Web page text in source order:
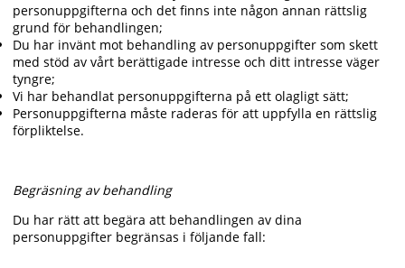
personuppgifterna och det finns inte någon annan rättslig
grund för behandlingen;
Du har invänt mot behandling av personuppgifter som skett
med stöd av vårt berättigade intresse och ditt intresse väger
tyngre;
Vi har behandlat personuppgifterna på ett olagligt sätt;
Personuppgifterna måste raderas för att uppfylla en rättslig
förpliktelse.
Begräsning av behandling
Du har rätt att begära att behandlingen av dina
personuppgifter begränsas i följande fall: